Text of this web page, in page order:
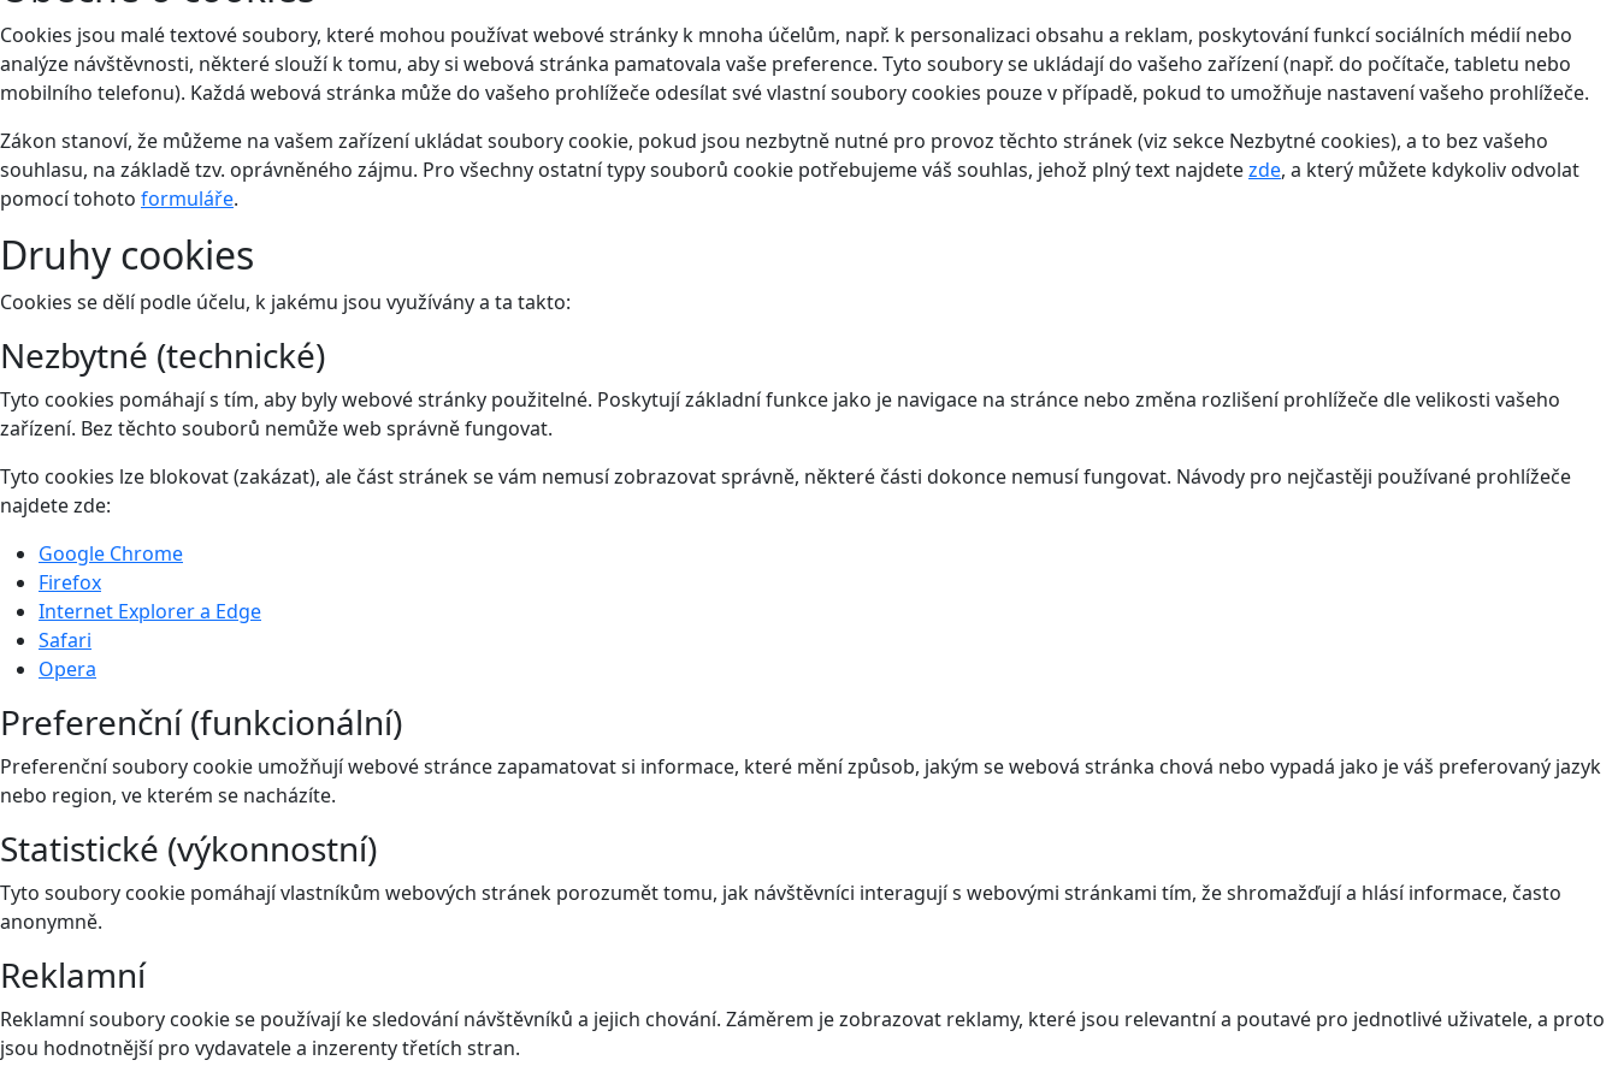
Cookies jsou malé textové soubory, které mohou používat webové stránky k mnoha účelům, např. k personalizaci obsahu a reklam, poskytování funkcí sociálních médií nebo
analýze návštěvnosti, některé slouží k tomu, aby si webová stránka pamatovala vaše preference. Tyto soubory se ukládají do vašeho zařízení (např. do počítače, tabletu nebo
mobilního telefonu). Každá webová stránka může do vašeho prohlížeče odesílat své vlastní soubory cookies pouze v případě, pokud to umožňuje nastavení vašeho prohlížeče.
Zákon stanoví, že můžeme na vašem zařízení ukládat soubory cookie, pokud jsou nezbytně nutné pro provoz těchto stránek (viz sekce Nezbytné cookies), a to bez vašeho
souhlasu, na základě tzv. oprávněného zájmu. Pro všechny ostatní typy souborů cookie potřebujeme váš souhlas, jehož plný text najdetezde, a který můžete kdykoliv odvolat
pomocí tohoto formuláře.
Druhy cookies
Cookies se dělí podle účelu, k jakému jsou využívány a ta takto:
Nezbytné (technické)
Tyto cookies pomáhají s tím, aby byly webové stránky použitelné. Poskytují základní funkce jako je navigace na stránce nebo změna rozlišení prohlížeče dle velikosti vašeho
zařízení. Bez těchto souborů nemůže web správně fungovat.
Tyto cookies lze blokovat (zakázat), ale část stránek se vám nemusí zobrazovat správně, některé části dokonce nemusí fungovat. Návody pro nejčastěji používané prohlížeče
najdete zde:
Google Chrome
Firefox
Internet Explorer a Edge
Safari
Opera
Preferenční (funkcionální)
Preferenční soubory cookie umožňují webové stránce zapamatovat si informace, které mění způsob, jakým se webová stránka chová nebo vypadá jako je váš preferovaný jazyk
nebo region, ve kterém se nacházíte.
Statistické (výkonnostní)
Tyto soubory cookie pomáhají vlastníkům webových stránek porozumět tomu, jak návštěvníci interagují s webovými stránkami tím, že shromažďují a hlásí informace, často
anonymně.
Reklamní
Reklamní soubory cookie se používají ke sledování návštěvníků a jejich chování. Záměrem je zobrazovat reklamy, které jsou relevantní a poutavé pro jednotlivé uživatele, a proto
jsou hodnotnější pro vydavatele a inzerenty třetích stran.